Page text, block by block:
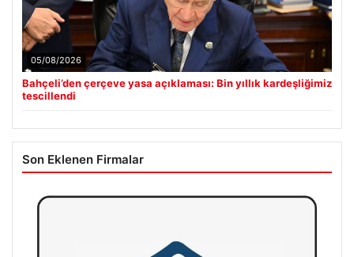
05/08/2026
Bahçeli’den çerçeve yasa açıklaması: Bin yıllık kardeşliğimiz
tescillendi
Son Eklenen Firmalar